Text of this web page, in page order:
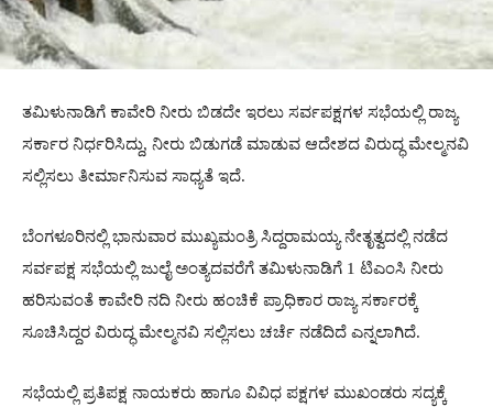
ತಮಿಳುನಾಡಿಗೆ ಕಾವೇರಿ ನೀರು ಬಿಡದೇ ಇರಲು ಸರ್ವಪಕ್ಷಗಳ ಸಭೆಯಲ್ಲಿ ರಾಜ್ಯ
ಸರ್ಕಾರ ನಿರ್ಧರಿಸಿದ್ದು, ನೀರು ಬಿಡುಗಡೆ ಮಾಡುವ ಆದೇಶದ ವಿರುದ್ಧ ಮೇಲ್ಮನವಿ
ಸಲ್ಲಿಸಲು ತೀರ್ಮಾನಿಸುವ ಸಾಧ್ಯತೆ ಇದೆ.
ಬೆಂಗಳೂರಿನಲ್ಲಿ ಭಾನುವಾರ ಮುಖ್ಯಮಂತ್ರಿ ಸಿದ್ದರಾಮಯ್ಯ ನೇತೃತ್ವದಲ್ಲಿ ನಡೆದ
ಸರ್ವಪಕ್ಷ ಸಭೆಯಲ್ಲಿ ಜುಲೈ ಅಂತ್ಯದವರೆಗೆ ತಮಿಳುನಾಡಿಗೆ 1 ಟಿಎಂಸಿ ನೀರು
ಹರಿಸುವಂತೆ ಕಾವೇರಿ ನದಿ ನೀರು ಹಂಚಿಕೆ ಪ್ರಾಧಿಕಾರ ರಾಜ್ಯ ಸರ್ಕಾರಕ್ಕೆ
ಸೂಚಿಸಿದ್ದರ ವಿರುದ್ಧ ಮೇಲ್ಮನವಿ ಸಲ್ಲಿಸಲು ಚರ್ಚೆ ನಡೆದಿದೆ ಎನ್ನಲಾಗಿದೆ.
ಸಭೆಯಲ್ಲಿ ಪ್ರತಿಪಕ್ಷ ನಾಯಕರು ಹಾಗೂ ವಿವಿಧ ಪಕ್ಷಗಳ ಮುಖಂಡರು ಸದ್ಯಕ್ಕೆ